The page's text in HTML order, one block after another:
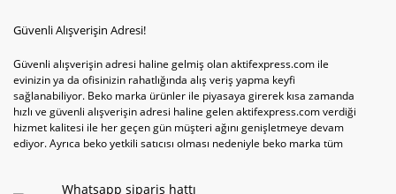
Güvenli Alışverişin Adresi!
Güvenli alışverişin adresi haline gelmiş olan aktifexpress.com ile
evinizin ya da ofisinizin rahatlığında alış veriş yapma keyfi
sağlanabiliyor. Beko marka ürünler ile piyasaya girerek kısa zamanda
hızlı ve güvenli alışverişin adresi haline gelen aktifexpress.com verdiği
hizmet kalitesi ile her geçen gün müşteri ağını genişletmeye devam
ediyor. Ayrıca beko yetkili satıcısı olması nedeniyle beko marka tüm
televizyon ya da bulaşık makinesi değil aynı zamanda çamaşır makinesi
Whatsapp sipariş hattı